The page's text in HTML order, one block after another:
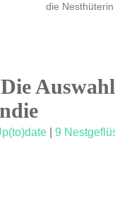
die Nesthüterin
9